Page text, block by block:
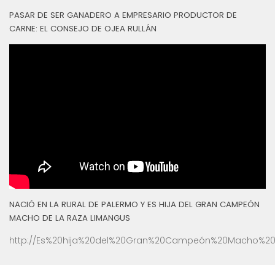
PASAR DE SER GANADERO A EMPRESARIO PRODUCTOR DE
CARNE: EL CONSEJO DE OJEA RULLÁN
NACIÓ EN LA RURAL DE PALERMO Y ES HIJA DEL GRAN CAMPEÓN
MACHO DE LA RAZA LIMANGUS
http://